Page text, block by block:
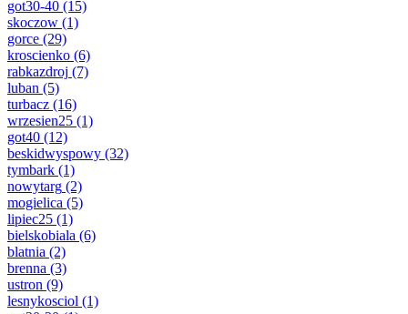
got30-40 (15)
skoczow (1)
gorce (29)
kroscienko (6)
rabkazdroj (7)
luban (5)
turbacz (16)
wrzesien25 (1)
got40 (12)
beskidwyspowy (32)
tymbark (1)
nowytarg (2)
mogielica (5)
lipiec25 (1)
bielskobiala (6)
blatnia (2)
brenna (3)
ustron (9)
lesnykosciol (1)